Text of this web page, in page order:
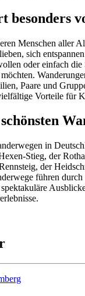
besonders
Menschen aller
sich
oder einfach die
Paare und
Vorteile für
in
Stieg, der
der
führen